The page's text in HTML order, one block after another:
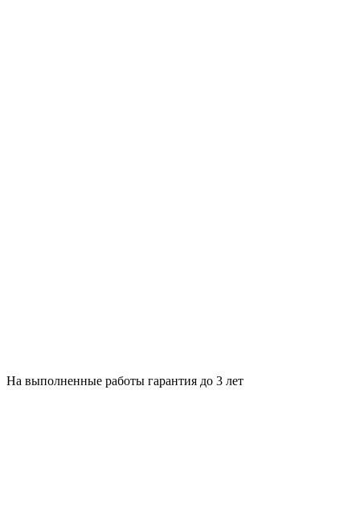
На выполненные работы гарантия до 3 лет